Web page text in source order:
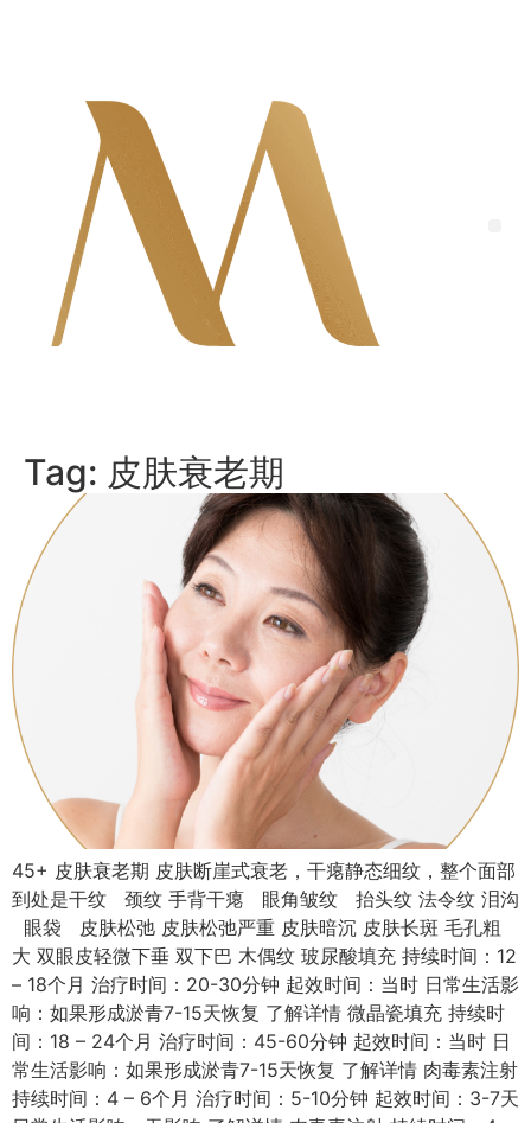
Tag: 皮肤衰老期
45+ 皮肤衰老期 皮肤断崖式衰老，干瘪静态细纹，整个面部
到处是干纹 颈纹 手背干瘪 眼角皱纹 抬头纹 法令纹 泪沟
眼袋 皮肤松弛 皮肤松弛严重 皮肤暗沉 皮肤长斑 毛孔粗
大 双眼皮轻微下垂 双下巴 木偶纹 玻尿酸填充 持续时间：12
– 18个月 治疗时间：20-30分钟 起效时间：当时 日常生活影
响：如果形成淤青7-15天恢复 了解详情 微晶瓷填充 持续时
间：18 – 24个月 治疗时间：45-60分钟 起效时间：当时 日
常生活影响：如果形成淤青7-15天恢复 了解详情 肉毒素注射
持续时间：4 – 6个月 治疗时间：5-10分钟 起效时间：3-7天